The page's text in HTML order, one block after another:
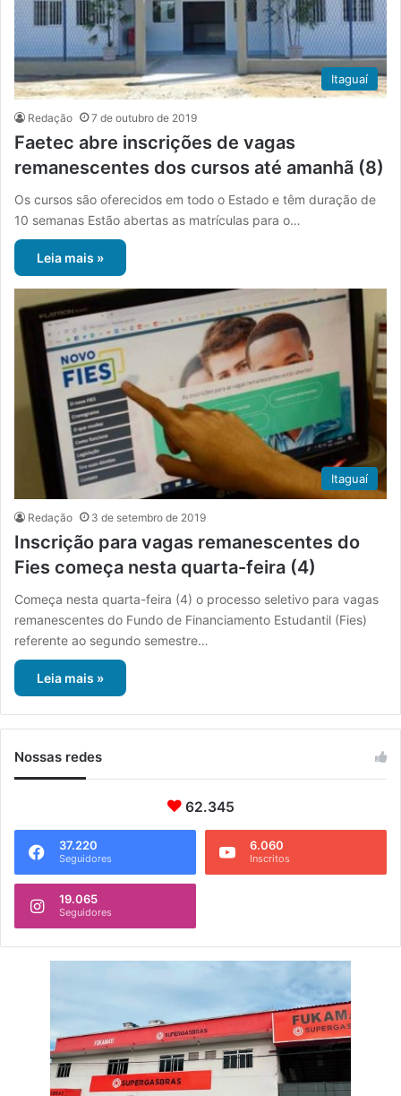
Itaguaí
Redação 7 de outubro de 2019
Faetec abre inscrições de vagas
remanescentes dos cursos até amanhã (8)
Os cursos são oferecidos em todo o Estado e têm duração de
10 semanas Estão abertas as matrículas para o…
Leia mais »
Itaguaí
Redação 3 de setembro de 2019
Inscrição para vagas remanescentes do
Fies começa nesta quarta-feira (4)
Começa nesta quarta-feira (4) o processo seletivo para vagas
remanescentes do Fundo de Financiamento Estudantil (Fies)
referente ao segundo semestre…
Leia mais »
Nossas redes
62.345
37.220
Seguidores
6.060
Inscritos
19.065
Seguidores